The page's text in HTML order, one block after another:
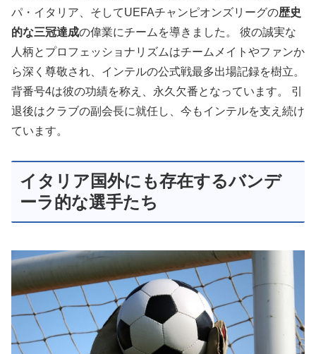
パ・イタリア、そしてUEFAチャンピオンズリーグの歴史
的な三冠達成の偉業にチームを導きました。 彼の誠実な
人柄とプロフェッショナリズムはチームメイトやファンか
ら深く尊敬され、インテルの公式戦最多出場記録を樹立。
背番号4は彼の功績を称え、永久欠番となっています。 引
退後はクラブの副会長に就任し、今もインテルを支え続け
ています。
イタリア国外にも存在するバンデ
ーラ的な選手たち